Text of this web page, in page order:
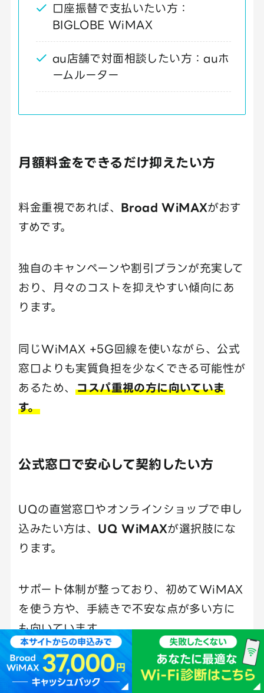
口座振替で支払いたい方：
BIGLOBE WiMAX
au店舗で対面相談したい方：auホ
ームルーター
月額料金をできるだけ抑えたい方
料金重視であれば、 Broad WiMAXがおす
すめです。
独自のキャンペーンや割引プランが充実して
おり、月々のコストを抑えやすい傾向にあ
ります。
同じWiMAX +5G回線を使いながら、公式
窓口よりも実質負担を少なくできる可能性が
あるため、コスパ重視の方に向いていま
す。
公式窓口で安心して契約したい方
UQの直営窓口やオンラインショップで申し
込みたい方は、 UQ WiMAXが選択肢にな
ります。
サポート体制が整っており、初めてWiMAX
を使う方や、手続きで不安な点が多い方に
も向いています。
また、UQ mobileとの自宅セット割を適用
したい場合は、契約するWiMAXプロバイダ